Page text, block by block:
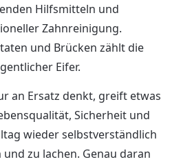
Hilfsmitteln und
Zahnreinigung.
und Brücken zählt die
Eifer.
an Ersatz denkt, greift etwas
Sicherheit und
wieder selbstverständlich
zu lachen. Genau daran